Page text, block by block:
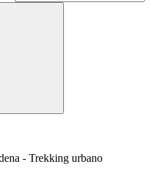
- Trekking urbano